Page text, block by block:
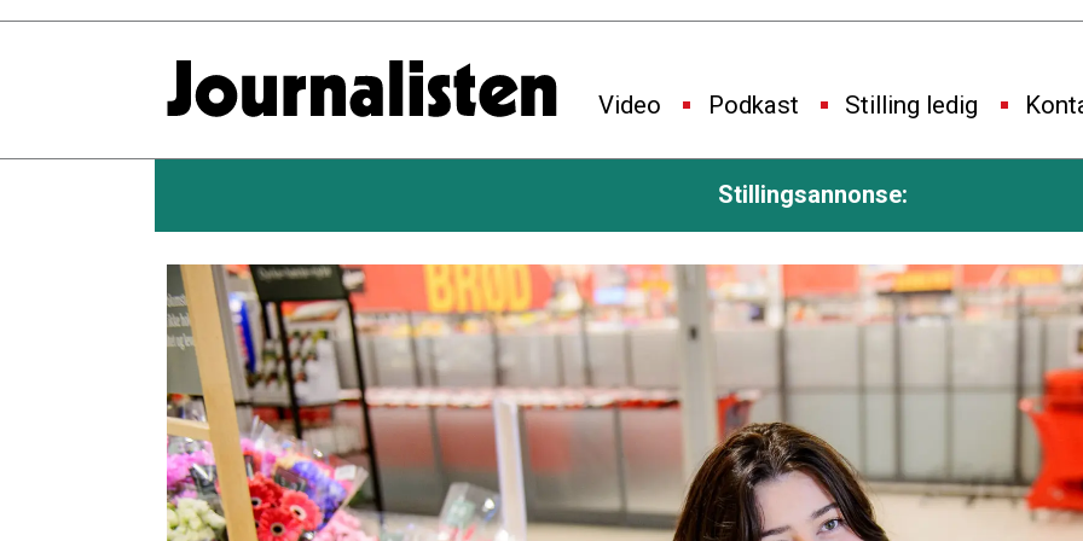
Video Podkast Stilling ledig
Stillingsannonse: